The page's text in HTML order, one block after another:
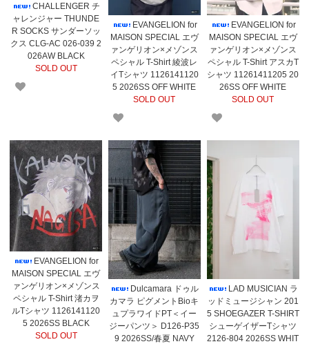
CHALLENGER チ
ャレンジャー THUNDE
R SOCKS サンダーソッ
クス CLG-AC 026-039 2
026AW BLACK
SOLD OUT
EVANGELION for
MAISON SPECIAL エヴ
ァンゲリオン×メゾンス
ペシャル T-Shirt 綾波レ
イTシャツ 1126141120
5 2026SS OFF WHITE
SOLD OUT
EVANGELION for
MAISON SPECIAL エヴ
ァンゲリオン×メゾンス
ペシャル T-Shirt アスカT
シャツ 11261411205 20
26SS OFF WHITE
SOLD OUT
EVANGELION for
MAISON SPECIAL エヴ
ァンゲリオン×メゾンス
ペシャル T-Shirt 渚カヲ
ルTシャツ 1126141120
5 2026SS BLACK
SOLD OUT
Dulcamara ドゥル
カマラ ピグメントBioキ
ュプラワイドPT＜イー
ジーパンツ＞ D126-P35
9 2026SS/春夏 NAVY
LAD MUSICIAN ラ
ッドミュージシャン 201
5 SHOEGAZER T-SHIRT
シューゲイザーTシャツ
2126-804 2026SS WHIT